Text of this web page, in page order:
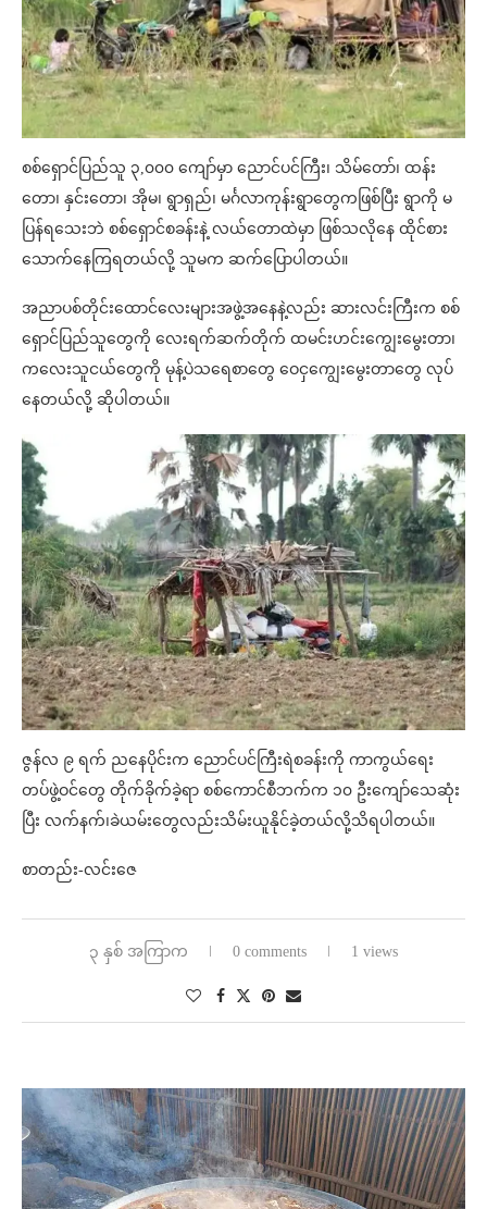
စစ်ရှောင်ပြည်သူ ၃,၀၀၀ ကျော်မှာ ညောင်ပင်ကြီး၊ သိမ်တော်၊ ထန်း
တော၊ နှင်းတော၊ အိုမ၊ ရွာရှည်၊ မင်္ဂလာကုန်းရွာတွေကဖြစ်ပြီး ရွာကို မ
ပြန်ရသေးဘဲ စစ်ရှောင်စခန်းနဲ့ လယ်တောထဲမှာ ဖြစ်သလိုနေ ထိုင်စား
သောက်နေကြရတယ်လို့ သူမက ဆက်ပြောပါတယ်။
အညာပစ်တိုင်းထောင်လေးများအဖွဲ့အနေနဲ့လည်း ဆားလင်းကြီးက စစ်
ရှောင်ပြည်သူတွေကို လေးရက်ဆက်တိုက် ထမင်းဟင်းကျွေးမွေးတာ၊
ကလေးသူငယ်တွေကို မုန့်ပဲသရေစာတွေ ဝေငှကျွေးမွေးတာတွေ လုပ်
နေတယ်လို့ ဆိုပါတယ်။
ဇွန်လ ၉ ရက် ညနေပိုင်းက ညောင်ပင်ကြီးရဲစခန်းကို ကာကွယ်ရေး
တပ်ဖွဲ့ဝင်တွေ တိုက်ခိုက်ခဲ့ရာ စစ်ကောင်စီဘက်က ၁၀ ဦးကျော်သေဆုံး
ပြီး လက်နက်၊ခဲယမ်းတွေလည်းသိမ်းယူနိုင်ခဲ့တယ်လို့သိရပါတယ်။
စာတည်း-လင်းဇေ
၃ နှစ် အကြာက 0 comments 1 views